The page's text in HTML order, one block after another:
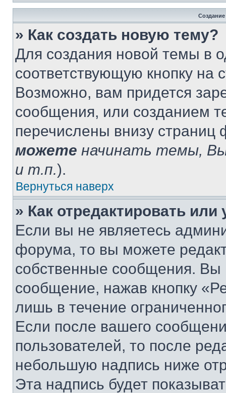
» Как создать новую тему?
Для создания новой темы в
соответствующую кнопку
Возможно, вам придется
сообщения, или созданием
перечислены внизу
можете начинать темы,
и т.п.).
Вернуться наверх
» Как отредактировать
Если вы не являетесь
форума, то вы можете
собственные сообщения. Вы
сообщение, нажав кнопку
лишь в течение
Если после вашего
пользователей, то после
небольшую надпись ниже
Эта надпись будет